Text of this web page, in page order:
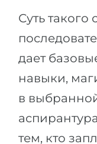
Суть такого
дает
навыки,
в
тем, кто